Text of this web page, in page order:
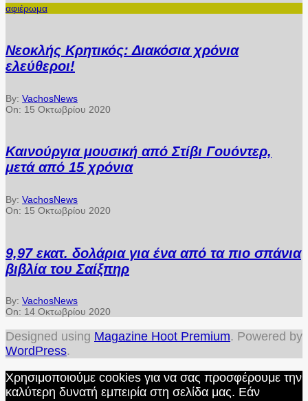
αφιέρωμα
Νεοκλής Κρητικός: Διακόσια χρόνια
ελεύθεροι!
By: VachosNews
On: 15 Οκτωβρίου 2020
Καινούργια μουσική από Στίβι Γουόντερ,
μετά από 15 χρόνια
By: VachosNews
On: 15 Οκτωβρίου 2020
9,97 εκατ. δολάρια για ένα από τα πιο σπάνια
βιβλία του Σαίξπηρ
By: VachosNews
On: 14 Οκτωβρίου 2020
Designed using Magazine Hoot Premium. Powered by
WordPress.
Χρησιμοποιούμε cookies για να σας προσφέρουμε την
καλύτερη δυνατή εμπειρία στη σελίδα μας. Εάν